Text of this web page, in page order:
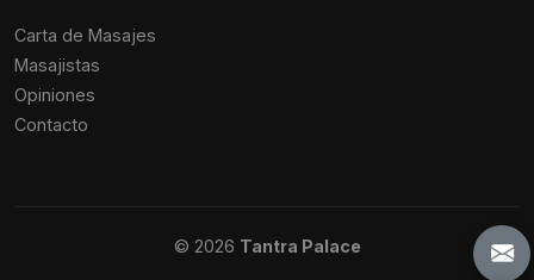
Carta de Masajes
Masajistas
Opiniones
Contacto
© 2026 Tantra Palace